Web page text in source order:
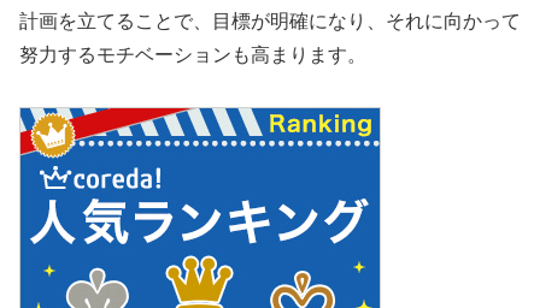
計画を立てることで、目標が明確になり、それに向かって
努力するモチベーションも高まります。